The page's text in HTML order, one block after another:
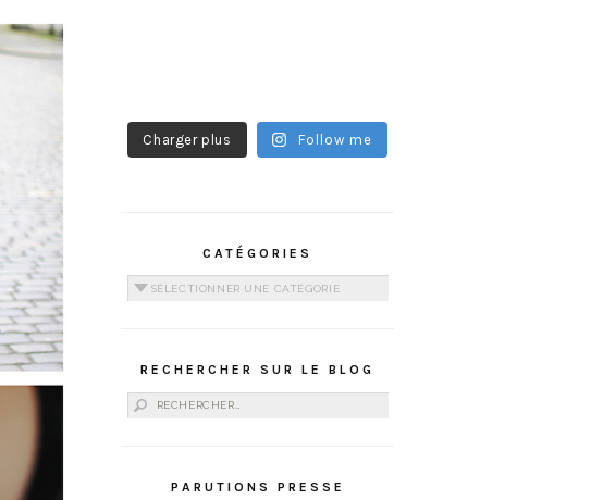
Charger plus Follow me
CATÉGORIES
Catégories
RECHERCHER SUR LE BLOG
Rechercher :
PARUTIONS PRESSE